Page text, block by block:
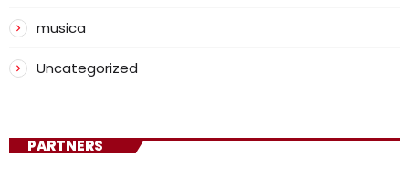
musica
Uncategorized
PARTNERS